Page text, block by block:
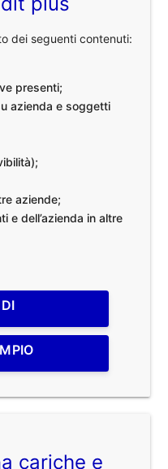
dei seguenti contenuti:
presenti;
azienda e soggetti
aziende;
e dell’azienda in altre
cariche e